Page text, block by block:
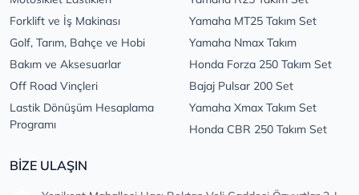
Forklift ve İş Makinası
Golf, Tarım, Bahçe ve Hobi
Bakım ve Aksesuarlar
Off Road Vinçleri
Lastik Dönüşüm Hesaplama
Programı
Yamaha MT25 Takım Set
Yamaha Nmax Takım
Honda Forza 250 Takım Set
Bajaj Pulsar 200 Set
Yamaha Xmax Takım Set
Honda CBR 250 Takım Set
BİZE ULAŞIN